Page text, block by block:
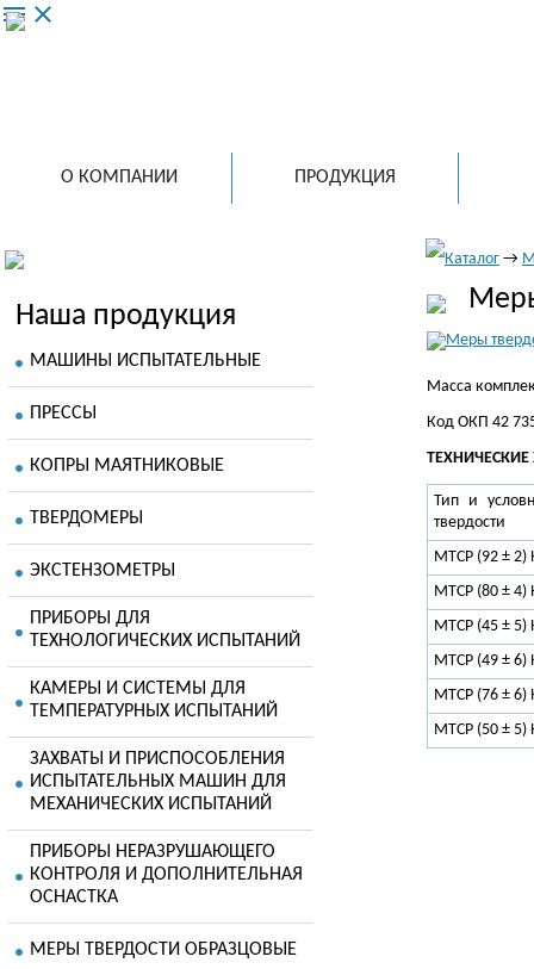
menu close
О КОМПАНИИ ПРОДУКЦИЯ
Наша продукция
МАШИНЫ ИСПЫТАТЕЛЬНЫЕ
ПРЕССЫ
КОПРЫ МАЯТНИКОВЫЕ
ТВЕРДОМЕРЫ
ЭКСТЕНЗОМЕТРЫ
ПРИБОРЫ ДЛЯ
ТЕХНОЛОГИЧЕСКИХ ИСПЫТАНИЙ
КАМЕРЫ И СИСТЕМЫ ДЛЯ
ТЕМПЕРАТУРНЫХ ИСПЫТАНИЙ
ЗАХВАТЫ И ПРИСПОСОБЛЕНИЯ
ИСПЫТАТЕЛЬНЫХ МАШИН ДЛЯ
МЕХАНИЧЕСКИХ ИСПЫТАНИЙ
ПРИБОРЫ НЕРАЗРУШАЮЩЕГО
КОНТРОЛЯ И ДОПОЛНИТЕЛЬНАЯ
ОСНАСТКА
МЕРЫ ТВЕРДОСТИ ОБРАЗЦОВЫЕ
Каталог →
Масса
Код ОКП 42
ТЕХНИЧЕСКИЕ
Тип и
твердости
МТСР (92 ± 2)
МТСP (80 ± 4)
МТСP (45 ± 5)
МТСР (49 ± 6)
МТСР (76 ± 6)
МТСР (50 ± 5)